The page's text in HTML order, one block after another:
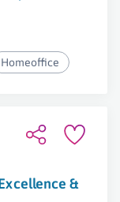
Homeoffice
&